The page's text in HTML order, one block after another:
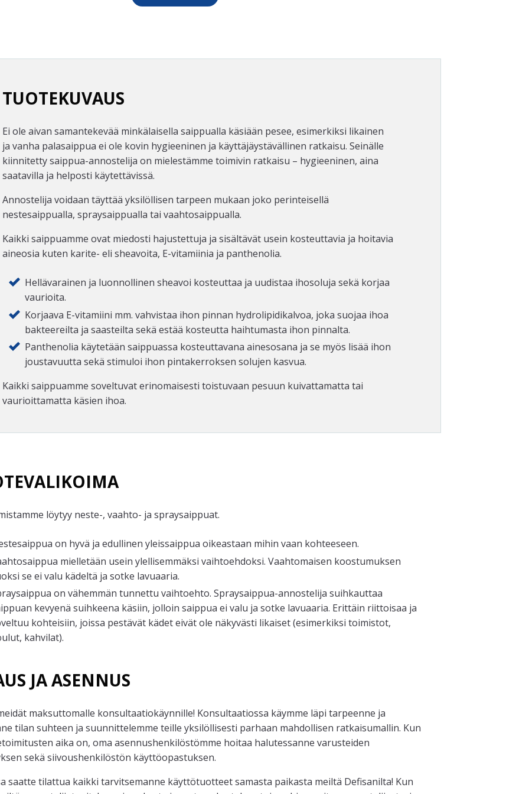
TUOTEKUVAUS
Ei ole aivan samantekevää minkälaisella saippualla käsiään pesee, esimerkiksi likainen
ja vanha palasaippua ei ole kovin hygieeninen ja käyttäjäystävällinen ratkaisu. Seinälle
kiinnitetty saippua-annostelija on mielestämme toimivin ratkaisu – hygieeninen, aina
saatavilla ja helposti käytettävissä.
Annostelija voidaan täyttää yksilöllisen tarpeen mukaan joko perinteisellä
nestesaippualla, spraysaippualla tai vaahtosaippualla.
Kaikki saippuamme ovat miedosti hajustettuja ja sisältävät usein kosteuttavia ja hoitavia
aineosia kuten karite- eli sheavoita, E-vitamiinia ja panthenolia.
Hellävarainen ja luonnollinen sheavoi kosteuttaa ja uudistaa ihosoluja sekä korjaa
vaurioita.
Korjaava E-vitamiini mm. vahvistaa ihon pinnan hydrolipidikalvoa, joka suojaa ihoa
bakteereilta ja saasteilta sekä estää kosteutta haihtumasta ihon pinnalta.
Panthenolia käytetään saippuassa kosteuttavana ainesosana ja se myös lisää ihon
joustavuutta sekä stimuloi ihon pintakerroksen solujen kasvua.
Kaikki saippuamme soveltuvat erinomaisesti toistuvaan pesuun kuivattamatta tai
vaurioittamatta käsien ihoa.
löytyy neste-, vaahto- ja spraysaippuat.
on hyvä ja edullinen yleissaippua oikeastaan mihin vaan kohteeseen.
mielletään usein ylellisemmäksi vaihtoehdoksi. Vaahtomaisen koostumuksen
se ei valu kädeltä ja sotke lavuaaria.
on vähemmän tunnettu vaihtoehto. Spraysaippua-annostelija suihkauttaa
kevyenä suihkeena käsiin, jolloin saippua ei valu ja sotke lavuaaria. Erittäin riittoisaa ja
kohteisiin, joissa pestävät kädet eivät ole näkyvästi likaiset (esimerkiksi toimistot,
kahvilat).
JA ASENNUS
maksuttomalle konsultaatiokäynnille! Konsultaatiossa käymme läpi tarpeenne ja
tilan suhteen ja suunnittelemme teille yksilöllisesti parhaan mahdollisen ratkaisumallin. Kun
aika on, oma asennushenkilöstömme hoitaa halutessanne varusteiden
sekä siivoushenkilöstön käyttöopastuksen.
saatte tilattua kaikki tarvitsemanne käyttötuotteet samasta paikasta meiltä Defisanilta! Kun